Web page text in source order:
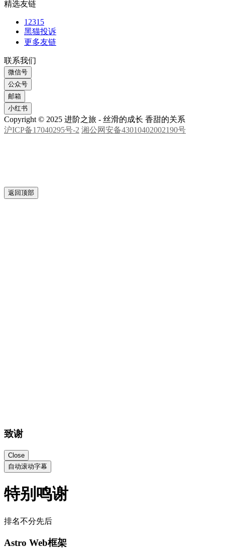
12315
黑猫投诉
联系我们
微信号
公众号
邮箱
小红书
Copyright © 2025 进阶之旅 - 丝滑的成长 香甜的关系
Close
特别鸣谢